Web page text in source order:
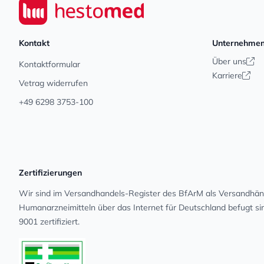
Seiwert GmbH
Kontakt
Kontaktformular
Vetrag widerrufen
+49 6298 3753-100
Über uns
Karriere
Zertifizierungen
Wir sind im Versandhandels-Register des BfArM als
Human­arz­nei­mit­teln über das Internet für Deutschland befugt
9001 zertifiziert.